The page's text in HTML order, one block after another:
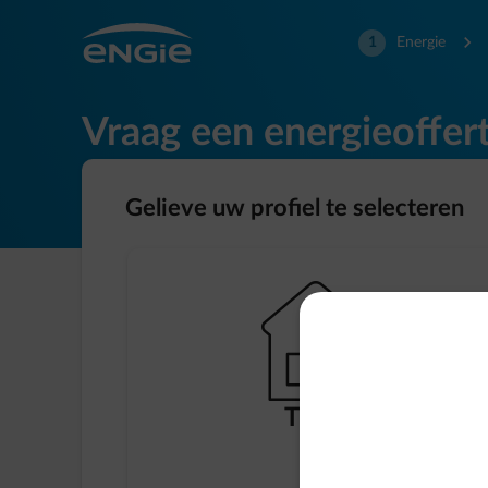
1 Energie normal-keyboard-arrow-right
Vraag een
Gelieve uw profiel te selecteren
element-housing-standalone
Thuis